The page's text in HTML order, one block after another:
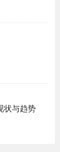
状与趋势